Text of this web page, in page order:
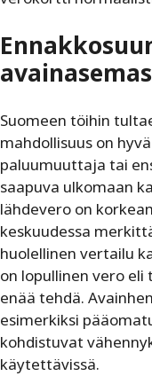
Suomeen töihin
mahdollisuus on
paluumuuttaja tai
saapuva ulkomaan
lähdevero on
keskuudessa
huolellinen vertailu
on lopullinen vero eli
enää tehdä.
esimerkiksi
kohdistuvat
käytettävissä.